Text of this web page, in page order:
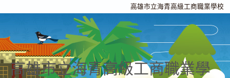
高雄市立海青高級工商職業學校
高雄市立海青高級工商職業學